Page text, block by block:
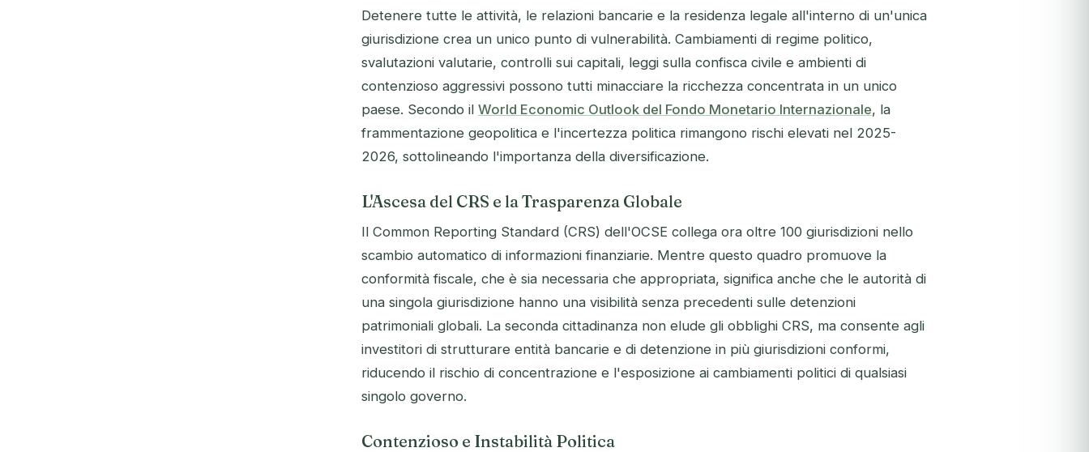
Detenere tutte le attività, le relazioni bancarie e la residenza legale all'interno di un'unica
giurisdizione crea un unico punto di vulnerabilità. Cambiamenti di regime politico,
svalutazioni valutarie, controlli sui capitali, leggi sulla confisca civile e ambienti di
contenzioso aggressivi possono tutti minacciare la ricchezza concentrata in un unico
paese. Secondo il World Economic Outlook del Fondo Monetario Internazionale, la
frammentazione geopolitica e l'incertezza politica rimangono rischi elevati nel 2025-
2026, sottolineando l'importanza della diversificazione.
L'Ascesa del CRS e la Trasparenza Globale
Il Common Reporting Standard (CRS) dell'OCSE collega ora oltre 100 giurisdizioni nello
scambio automatico di informazioni finanziarie. Mentre questo quadro promuove la
conformità fiscale, che è sia necessaria che appropriata, significa anche che le autorità di
una singola giurisdizione hanno una visibilità senza precedenti sulle detenzioni
patrimoniali globali. La seconda cittadinanza non elude gli obblighi CRS, ma consente agli
investitori di strutturare entità bancarie e di detenzione in più giurisdizioni conformi,
riducendo il rischio di concentrazione e l'esposizione ai cambiamenti politici di qualsiasi
singolo governo.
Contenzioso e Instabilità Politica